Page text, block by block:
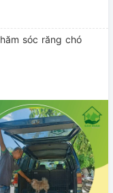
sóc răng chó